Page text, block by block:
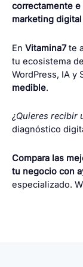
correctamente
marketing
En Vitamina7te
tu ecosistema
WordPress, IA y
medible.
¿Quieres recibir
diagnóstico
Compara las
tu negocio con
especializado.